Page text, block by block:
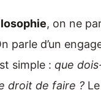
, on ne
parle d’un
simple : que
droit de faire ?